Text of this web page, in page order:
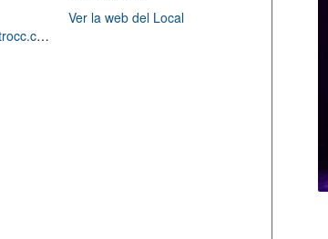
https://www.granteatrocc.com/
Ver la web del Local